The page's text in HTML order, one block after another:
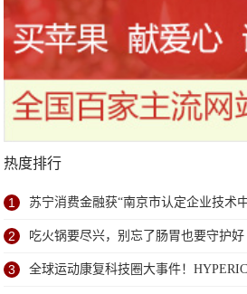
热度排行
1 苏宁消费金融获“南京市认定企业技术
2 吃火锅要尽兴，别忘了肠胃也要守护好
3 全球运动康复科技圈大事件！